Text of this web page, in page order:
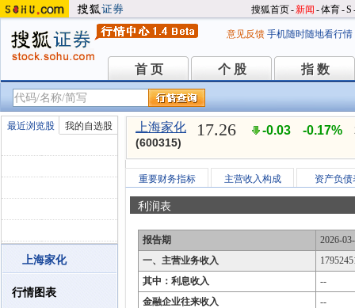
搜狐首页-新闻 -体育-S
意见反馈 手机随时随地看行情
首 页
首 页 个 股
个 股 指 数
指 数
最近浏览股 我的自选股
上海家化
行情图表
上海家化
(600315)
17.26 -0.03 -0.17%
重要财务指标 主营收入构成 资产负债
利润表
报告期
2026-
一、主营业务收入
其中：利息收入
--
金融企业往来收入
--